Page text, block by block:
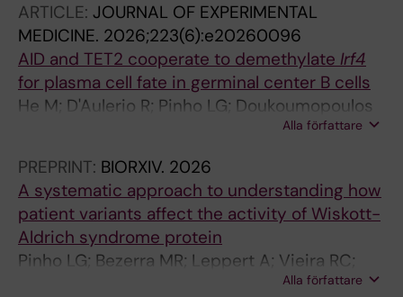
ARTICLE: JOURNAL OF EXPERIMENTAL
MEDICINE. 2026;223(6):e20260096
AID and TET2 cooperate to demethylate Irf4
for plasma cell fate in germinal center B cells
He M; D'Aulerio R; Pinho LG; Doukoumopoulos
E; Yong T; Vieira RC; Oliveira MMS; Eiben L;
Kuznetsov NV; Zuriaga MA; Kitamura D; Fuster
JJ; Cotta-de-Almeida V; Strom L; Dosenovic
P; Degn SE; Westerberg LS
Alla författare
PREPRINT: BIORXIV. 2026
A systematic approach to understanding how
patient variants affect the activity of Wiskott-
Aldrich syndrome protein
Pinho LG; Bezerra MR; Leppert A; Vieira RC;
Riffelsberger K; Schwekendiek J; He M; Keszei
Alla författare